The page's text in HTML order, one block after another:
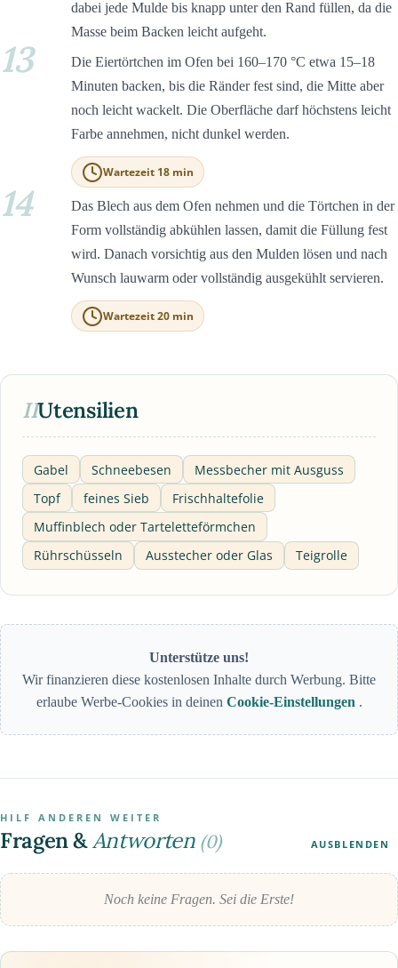
dabei jede Mulde bis knapp unter den Rand füllen, da die
Masse beim Backen leicht aufgeht.
13
Die Eiertörtchen im Ofen bei 160–170 °C etwa 15–18
Minuten backen, bis die Ränder fest sind, die Mitte aber
noch leicht wackelt. Die Oberfläche darf höchstens leicht
Farbe annehmen, nicht dunkel werden.
Wartezeit 18 min
14
Das Blech aus dem Ofen nehmen und die Törtchen in der
Form vollständig abkühlen lassen, damit die Füllung fest
wird. Danach vorsichtig aus den Mulden lösen und nach
Wunsch lauwarm oder vollständig ausgekühlt servieren.
Wartezeit 20 min
IIUtensilien
Gabel Schneebesen
Messbecher mit Ausguss
Topf
feines Sieb
Frischhaltefolie
Muffinblech oder Tarteletteförmchen
Rührschüsseln
Ausstecher oder Glas Teigrolle
Unterstütze uns!
Wir finanzieren diese kostenlosen Inhalte durch Werbung. Bitte
erlaube Werbe-Cookies in deinen Cookie-Einstellungen .
HILF ANDEREN WEITER
Fragen &Antworten (0) AUSBLENDEN
Noch keine Fragen. Sei die Erste!